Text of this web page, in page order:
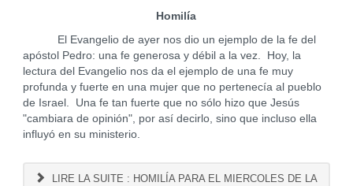
Homilía
El Evangelio de ayer nos dio un ejemplo de la fe del
apóstol Pedro: una fe generosa y débil a la vez. Hoy, la
lectura del Evangelio nos da el ejemplo de una fe muy
profunda y fuerte en una mujer que no pertenecía al pueblo
de Israel. Una fe tan fuerte que no sólo hizo que Jesús
"cambiara de opinión", por así decirlo, sino que incluso ella
influyó en su ministerio.
LIRE LA SUITE : HOMILÍA PARA EL MIERCOLES DE LA